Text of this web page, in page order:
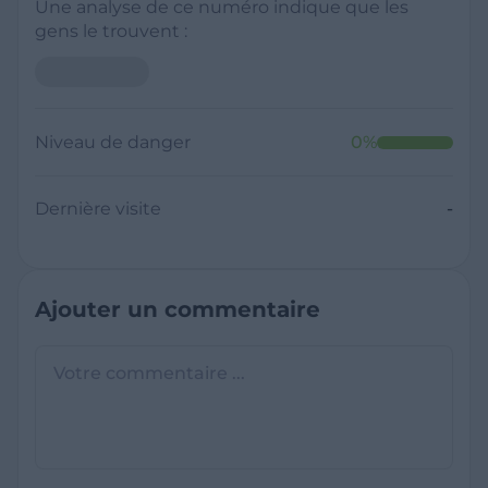
Une analyse de ce numéro indique que les
gens le trouvent :
Niveau de danger 0%
Dernière visite -
Ajouter un commentaire